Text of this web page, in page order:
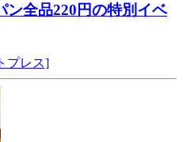
ン全品220円の特別イベ
プレス]